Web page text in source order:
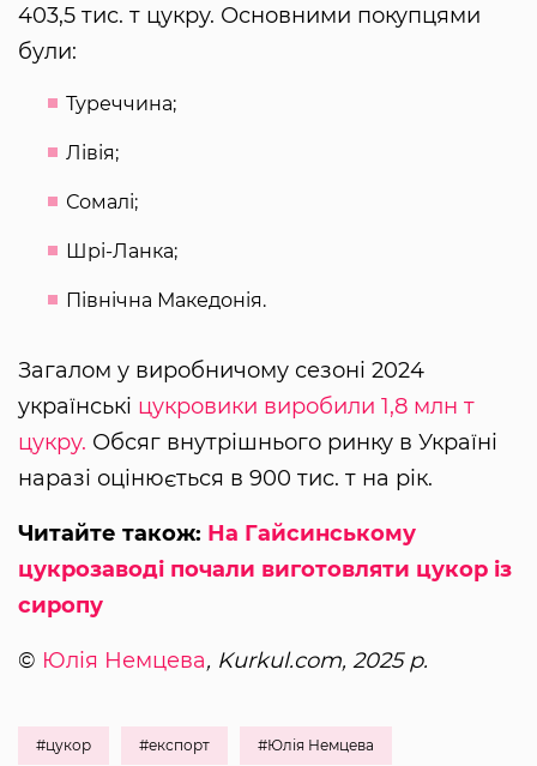
403,5 тис. т цукру. Основними покупцями
були:
Туреччина;
Лівія;
Сомалі;
Шрі-Ланка;
Північна Македонія.
Загалом у виробничому сезоні 2024
українські цукровики виробили 1,8 млн т
цукру. Обсяг внутрішнього ринку в Україні
наразі оцінюється в 900 тис. т на рік.
Читайте також: На Гайсинському
цукрозаводі почали виготовляти цукор із
сиропу
© Юлія Немцева, Kurkul.com, 2025 р.
#цукор #експорт #Юлія Немцева